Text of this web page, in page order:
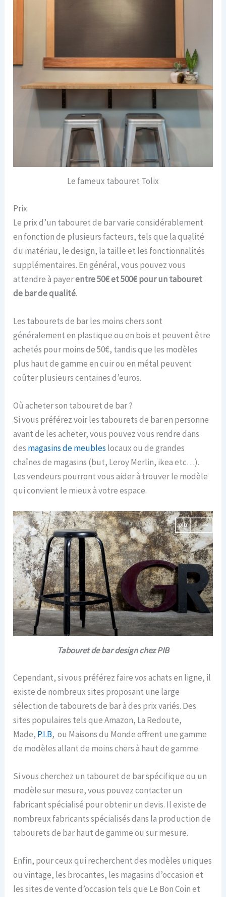
Le fameux tabouret Tolix
Prix
Le prix d’un tabouret de bar varie considérablement
en fonction de plusieurs facteurs, tels que la qualité
du matériau, le design, la taille et les fonctionnalités
supplémentaires. En général, vous pouvez vous
attendre à payerentre 50€ et 500€ pour un tabouret
de bar de qualité.
Les tabourets de bar les moins chers sont
généralement en plastique ou en bois et peuvent être
achetés pour moins de 50€, tandis que les modèles
plus haut de gamme en cuir ou en métal peuvent
coûter plusieurs centaines d’euros.
Où acheter son tabouret de bar ?
Si vous préférez voir les tabourets de bar en personne
avant de les acheter, vous pouvez vous rendre dans
des magasins de meubles locaux ou de grandes
chaînes de magasins (but, Leroy Merlin, ikea etc…).
Les vendeurs pourront vous aider à trouver le modèle
qui convient le mieux à votre espace.
Tabouret de bar design chez PIB
Cependant, si vous préférez faire vos achats en ligne, il
existe de nombreux sites proposant une large
sélection de tabourets de bar à des prix variés. Des
sites populaires tels que Amazon, La Redoute,
Made, P.I.B, ou Maisons du Monde offrent une gamme
de modèles allant de moins chers à haut de gamme.
Si vous cherchez un tabouret de bar spécifique ou un
modèle sur mesure, vous pouvez contacter un
fabricant spécialisé pour obtenir un devis. Il existe de
nombreux fabricants spécialisés dans la production de
tabourets de bar haut de gamme ou sur mesure.
Enfin, pour ceux qui recherchent des modèles uniques
ou vintage, les brocantes, les magasins d’occasion et
les sites de vente d’occasion tels que Le Bon Coin et